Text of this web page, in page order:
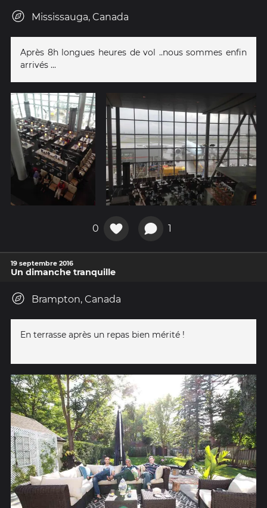
Mississauga, Canada
Après 8h longues heures de vol ..nous sommes enfin
arrivés ...
0 1
19 septembre 2016
Un dimanche tranquille
Brampton, Canada
En terrasse après un repas bien mérité !